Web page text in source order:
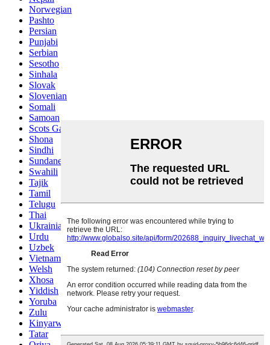
Norwegian
Pashto
Persian
Punjabi
Serbian
Sesotho
Sinhala
Slovak
Slovenian
Somali
Samoan
Scots Gaelic
Shona
Sindhi
Sundanese
Swahili
Tajik
Tamil
Telugu
Thai
Ukrainian
Urdu
Uzbek
Vietnamese
Welsh
Xhosa
Yiddish
Yoruba
Zulu
Kinyarwanda
Tatar